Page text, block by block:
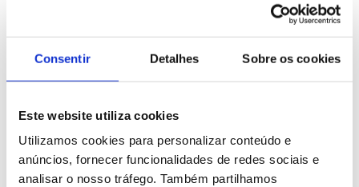
Consentir Detalhes Sobre os cookies
Este website utiliza cookies
Utilizamos cookies para personalizar conteúdo e
anúncios, fornecer funcionalidades de redes sociais e
analisar o nosso tráfego. Também partilhamos
NOMINAL
70
l
ALTURA TOTAL
958mm